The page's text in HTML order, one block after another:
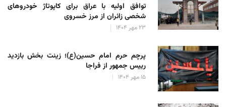
توافق اولیه با عراق برای کاپوتاژ خودروهای
شخصی زائران از مرز خسروی
۲۳ مهر ۱۴۰۴
پرچم حرم امام حسین(ع)؛ زینت بخش بازدید
رییس جمهور از فراجا
۱۵ مهر ۱۴۰۴